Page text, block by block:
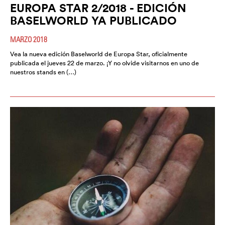
EUROPA STAR 2/2018 - EDICIÓN
BASELWORLD YA PUBLICADO
MARZO 2018
Vea la nueva edición Baselworld de Europa Star, oficialmente
publicada el jueves 22 de marzo. ¡Y no olvide visitarnos en uno de
nuestros stands en (…)